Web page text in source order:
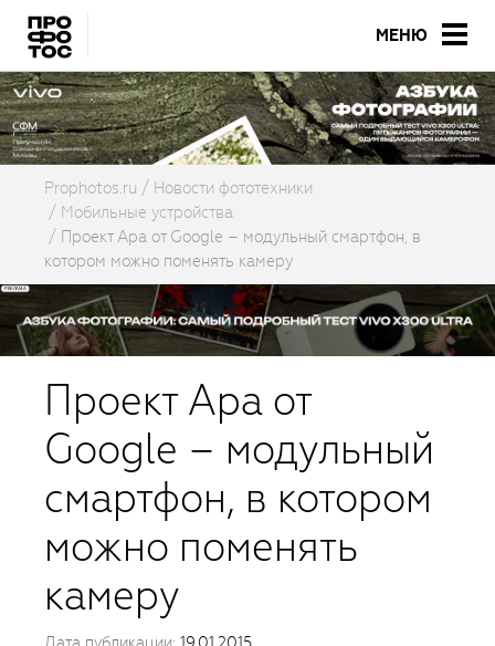
МЕНЮ
Prophotos.ru
Новости фототехники
Мобильные устройства
Проект Ара от Google – модульный смартфон, в
котором можно поменять камеру
Проект Ара от
Google – модульный
смартфон, в котором
можно поменять
камеру